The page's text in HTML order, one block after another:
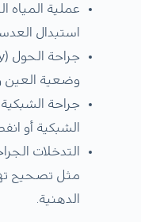
استبدال
وضعية العين
جراحة
الشبكية أو
التدخلات
مثل تصحيح
الدهنية.